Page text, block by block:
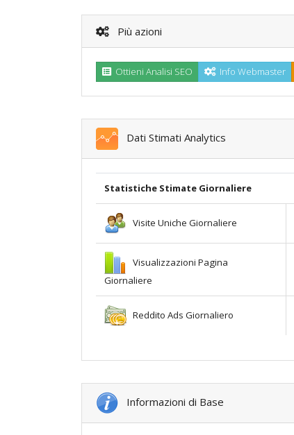
Più azioni
Ottieni Analisi SEO Info Webmaster
Dati Stimati Analytics
Statistiche Stimate Giornaliere
Visite Uniche Giornaliere
Visualizzazioni Pagina
Giornaliere
Reddito Ads Giornaliero
Informazioni di Base